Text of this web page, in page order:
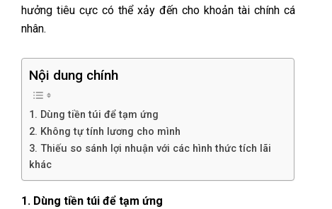
hưởng tiêu cực có thể xảy đến cho khoản tài chính cá
nhân.
Nội dung chính
1. Dùng tiền túi để tạm ứng
2. Không tự tính lương cho mình
3. Thiếu so sánh lợi nhuận với các hình thức tích lãi
khác
1. Dùng tiền túi để tạm ứng